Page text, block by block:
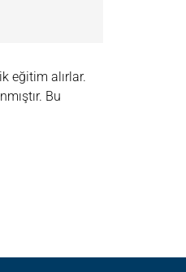
eğitim alırlar.
Bu